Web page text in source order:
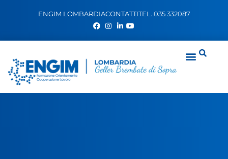
ENGIM LOMBARDIACONTATTITEL. 035 332087